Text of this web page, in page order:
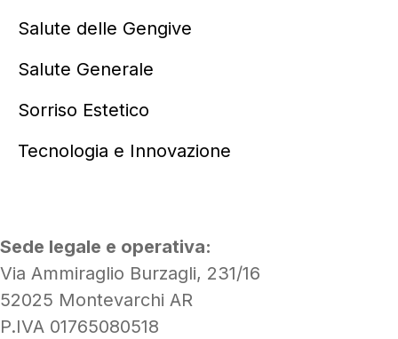
Salute delle Gengive
Salute Generale
Sorriso Estetico
Tecnologia e Innovazione
Sede legale e operativa:
Via Ammiraglio Burzagli, 231/16
52025 Montevarchi AR
P.IVA 01765080518